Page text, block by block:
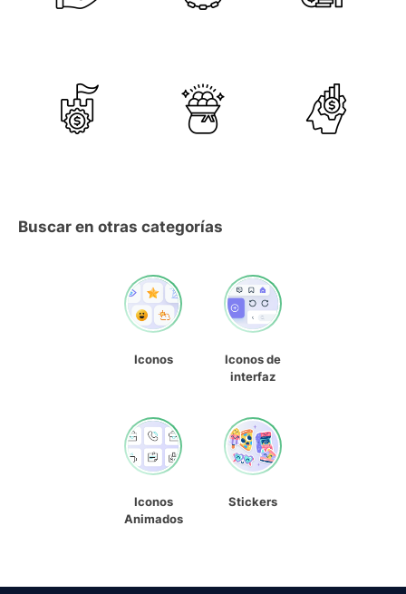
Buscar en otras categorías
Iconos
Iconos de
interfaz
Iconos
Animados
Stickers